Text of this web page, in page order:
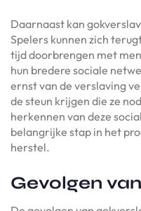
Daarnaast kan
Spelers kunnen zich
tijd doorbrengen met
hun bredere sociale
ernst van de verslaving
de steun krijgen die ze
herkennen van deze
belangrijke stap in het
herstel.
Gevolgen